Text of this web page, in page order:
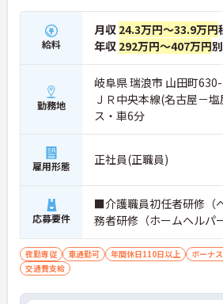
給料
月収 24.3万円～33.9万円
年収 292万円～407万円
勤務地
岐阜県 瑞浪市 山田町
ＪＲ中央本線(名古屋－
ス・車6分
雇用形態 正社員(正職員)
応募要件
■介護職員初任者研修（
務者研修（ホームヘルパ
夜勤専従 車通勤可 年間休日110日以上 ボーナ
交通費支給